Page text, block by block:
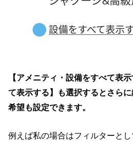
【アメニティ・設備をすべて表
て表示する】も選択するとさら
希望も設定できます。
例えば私の場合はフィルターとし